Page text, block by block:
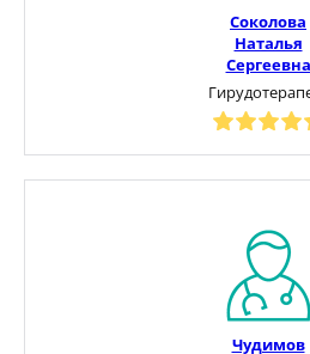
Соколова
Наталья
Сергеевна
Чудимов